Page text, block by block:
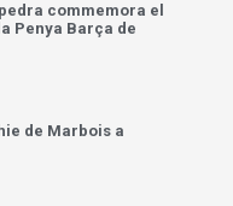
commemora el
Penya Barça de
de Marbois a